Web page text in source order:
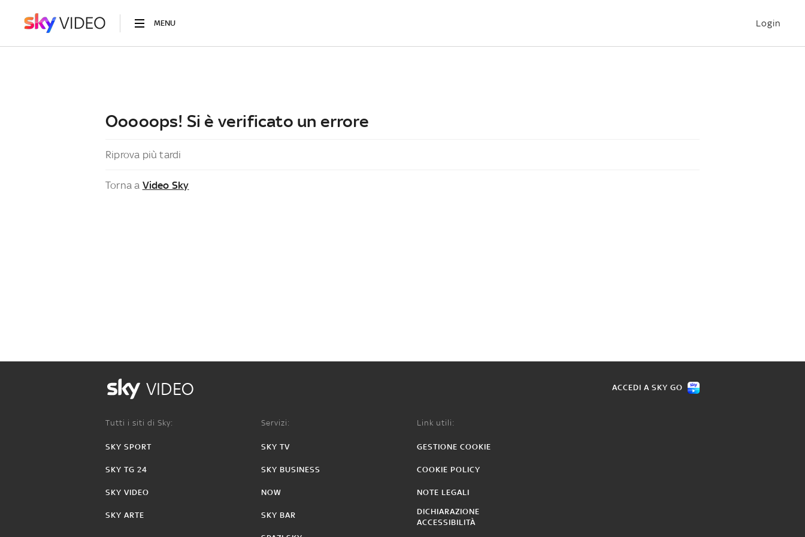
MENU Login
Ooooops! Si è verificato un errore
Riprova più tardi
Torna a Video Sky
VIDEO ACCEDI A SKY GO
Tutti i siti di Sky:
SKY SPORT
SKY TG 24
SKY VIDEO
SKY ARTE
Servizi:
SKY TV
SKY BUSINESS
NOW
SKY BAR
Link utili:
GESTIONE COOKIE
COOKIE POLICY
NOTE LEGALI
DICHIARAZIONE
ACCESSIBILITÀ